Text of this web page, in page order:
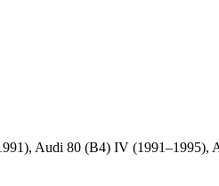
Audi 80 (B4) IV